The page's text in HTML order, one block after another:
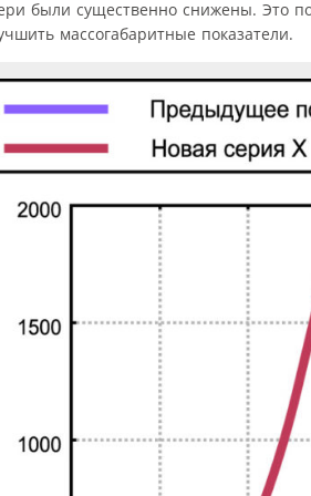
были существенно снижены. Это
массогабаритные показатели.